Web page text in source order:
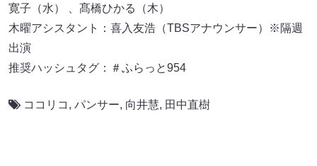
寛子（水） 、髙橋ひかる（木）
木曜アシスタント：喜入友浩（TBSアナウンサー）※隔週
出演
推奨ハッシュタグ：＃ふらっと954
ココリコ , パンサー, 向井慧, 田中直樹